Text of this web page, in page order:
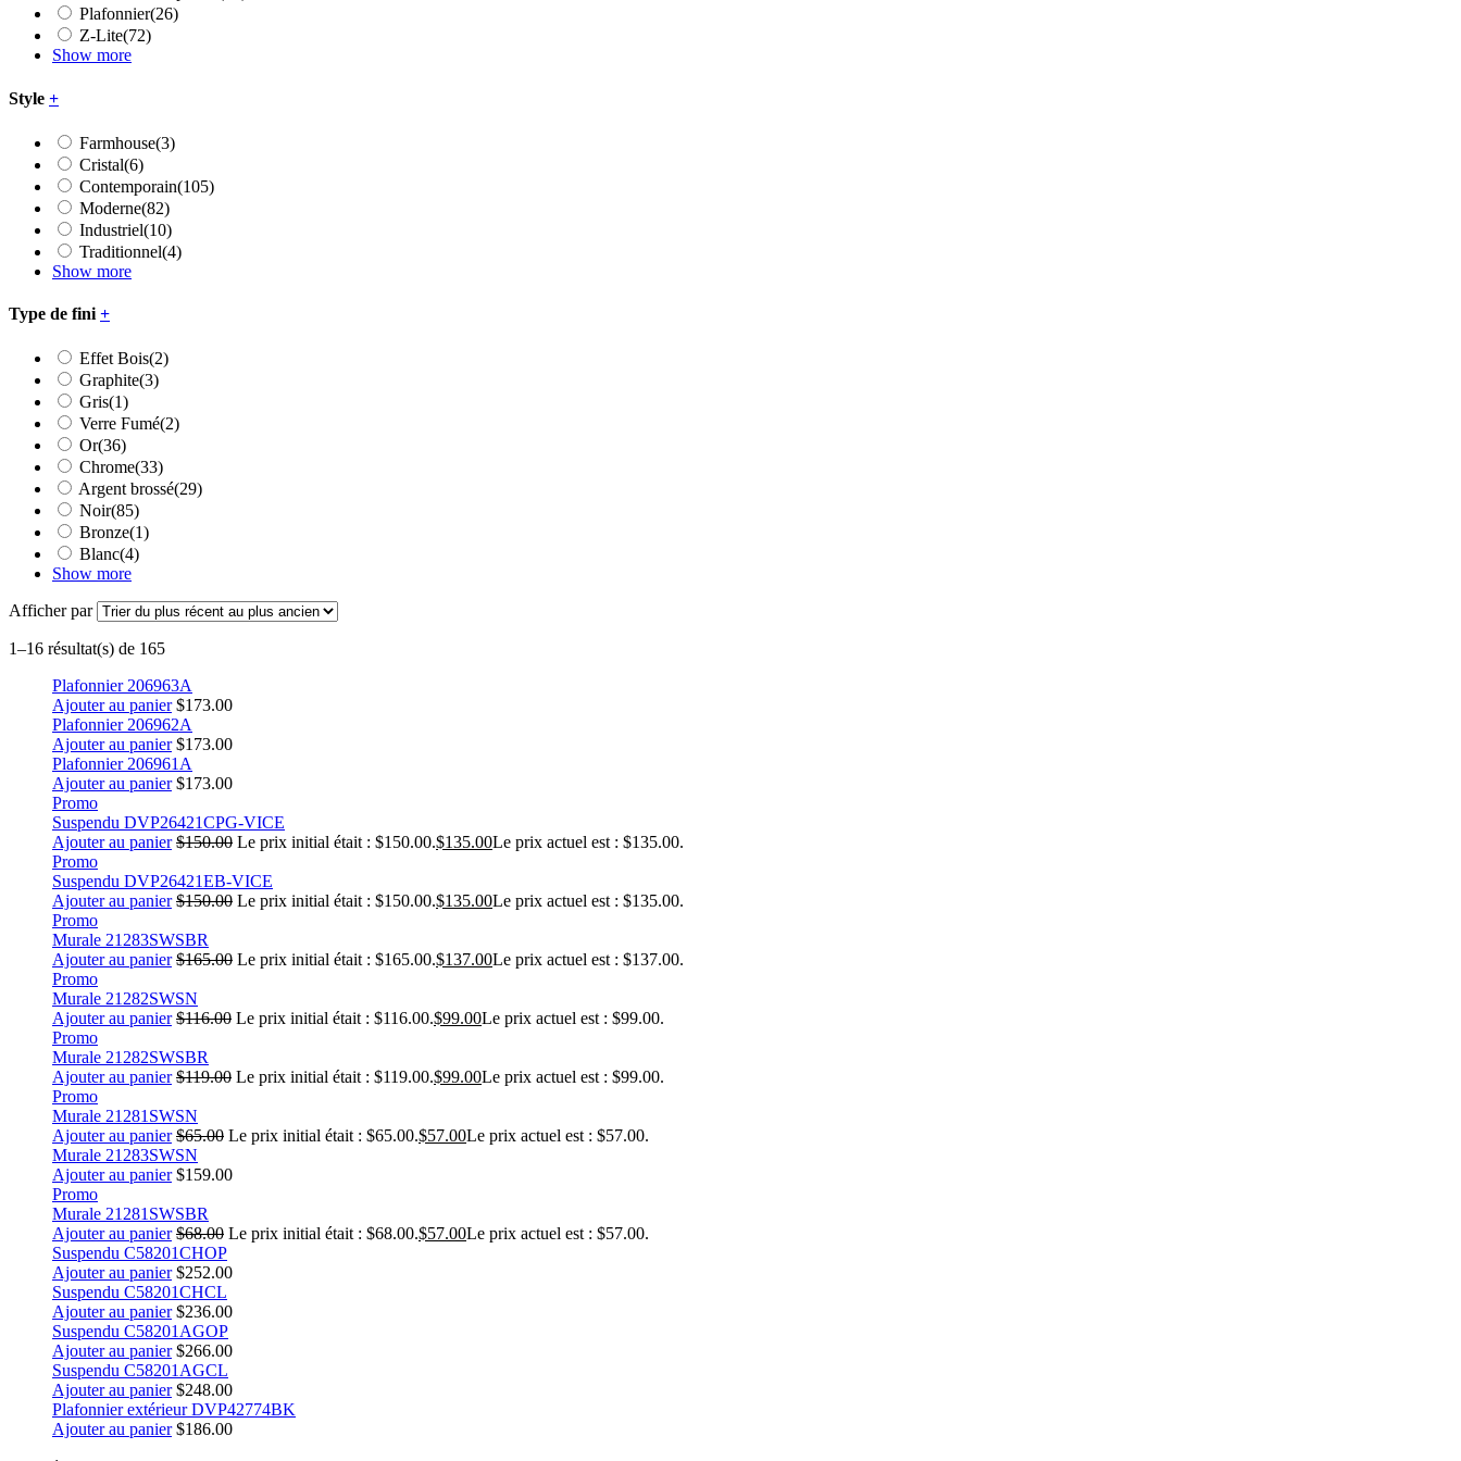
Plafonnier(26)
Z-Lite(72)
Show more
Style +
Farmhouse(3)
Cristal(6)
Contemporain(105)
Moderne(82)
Industriel(10)
Traditionnel(4)
Show more
Type de fini +
Effet Bois(2)
Graphite(3)
Gris(1)
Verre Fumé(2)
Or(36)
Chrome(33)
Argent brossé(29)
Noir(85)
Bronze(1)
Blanc(4)
Show more
Afficher par
1–16 résultat(s) de 165
Plafonnier 206963A
Ajouter au panier $173.00
Plafonnier 206962A
Ajouter au panier $173.00
Plafonnier 206961A
Ajouter au panier $173.00
Promo
Suspendu DVP26421CPG-VICE
Ajouter au panier $150.00 Le prix initial était : $150.00.$135.00Le prix actuel est : $135.00.
Promo
Suspendu DVP26421EB-VICE
Ajouter au panier $150.00 Le prix initial était : $150.00.$135.00Le prix actuel est : $135.00.
Promo
Murale 21283SWSBR
Ajouter au panier $165.00 Le prix initial était : $165.00.$137.00Le prix actuel est : $137.00.
Promo
Murale 21282SWSN
Ajouter au panier $116.00 Le prix initial était : $116.00.$99.00Le prix actuel est : $99.00.
Promo
Murale 21282SWSBR
Ajouter au panier $119.00 Le prix initial était : $119.00.$99.00Le prix actuel est : $99.00.
Promo
Murale 21281SWSN
Ajouter au panier $65.00 Le prix initial était : $65.00.$57.00Le prix actuel est : $57.00.
Murale 21283SWSN
Ajouter au panier $159.00
Promo
Murale 21281SWSBR
Ajouter au panier $68.00 Le prix initial était : $68.00.$57.00Le prix actuel est : $57.00.
Suspendu C58201CHOP
Ajouter au panier $252.00
Suspendu C58201CHCL
Ajouter au panier $236.00
Suspendu C58201AGOP
Ajouter au panier $266.00
Suspendu C58201AGCL
Ajouter au panier $248.00
Plafonnier extérieur DVP42774BK
Ajouter au panier $186.00